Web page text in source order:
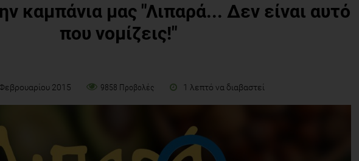
καμπάνια μας "Λιπαρά... Δεν είναι αυτό
που νομίζεις!"
2015 9858 Προβολές 1 λεπτό να διαβαστεί